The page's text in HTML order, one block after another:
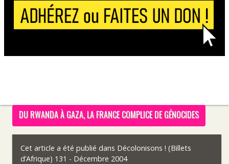
DU RWANDA À GAZA, LA FRANCE COMPLICE DE GÉNOCIDES
Cet article a été publié dans Décolonisons ! (Billets
d’Afrique) 131 - Décembre 2004